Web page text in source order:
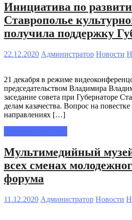
Инициатива по
Ставрополье
получила поддержку
22.12.2020 Администратор Новости
21 декабря в режиме
председательством Владимира
заседание совета при Губернаторе
делам казачества. Вопрос на
направлениях […]
Мультимедийный
всех сменах
форума
11.12.2020 Администратор Новости